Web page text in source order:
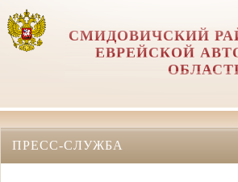
СМИДОВИЧСКИЙ
ЕВРЕЙСКОЙ
ПРЕСС-СЛУЖБА